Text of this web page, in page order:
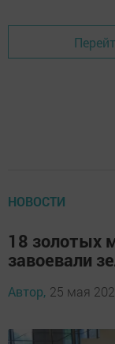
НОВОСТИ
18 золотых
завоевали
Автор, 25 мая